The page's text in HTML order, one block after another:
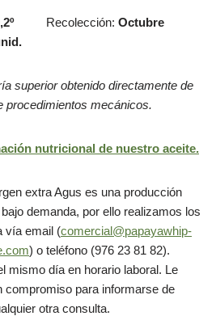
Recolección: Octubre
superior obtenido directamente de
procedimientos mecánicos.
nutricional de nuestro aceite.
extra Agus es una producción
demanda, por ello realizamos los
vía email (comercial@papayawhip-
) o teléfono (976 23 81 82).
mismo día en horario laboral. Le
compromiso para informarse de
otra consulta.